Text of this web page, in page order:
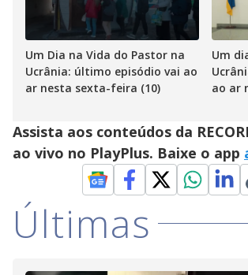
Um Dia na Vida do Pastor na
Ucrânia: último episódio vai ao
ar nesta sexta-feira (10)
Um
ao ar
Assista aos conteúdos da
ao vivo no PlayPlus. Baixe o app
Últimas